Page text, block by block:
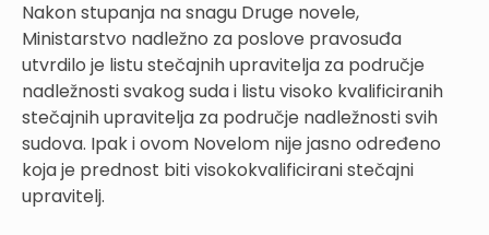
Nakon stupanja na snagu Druge novele,
Ministarstvo nadležno za poslove pravosuđa
utvrdilo je listu stečajnih upravitelja za područje
nadležnosti svakog suda i listu visoko kvalificiranih
stečajnih upravitelja za područje nadležnosti svih
sudova. Ipak i ovom Novelom nije jasno određeno
koja je prednost biti visokokvalificirani stečajni
upravitelj.